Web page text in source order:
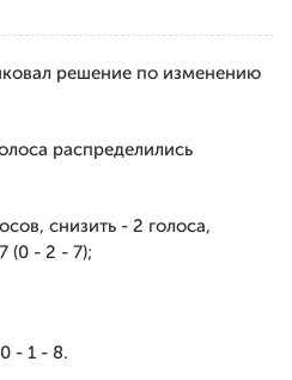
решение по изменению
распределились
снизить - 2 голоса,
(0 - 2 - 7);
- 1 - 8.